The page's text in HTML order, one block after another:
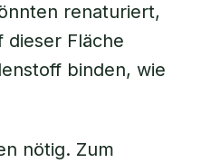
renaturiert,
dieser Fläche
binden, wie
nötig. Zum